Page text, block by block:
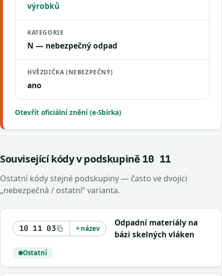
výrobků
KATEGORIE
N — nebezpečný odpad
HVĚZDIČKA (NEBEZPEČNÝ)
ano
Otevřít oficiální znění (e-Sbírka)
Související kódy v podskupině 10 11
Ostatní kódy stejné podskupiny — často ve dvojici
„nebezpečná / ostatní“ varianta.
10 11 03 + název
Odpadní materiály na
bázi skelných vláken
Ostatní